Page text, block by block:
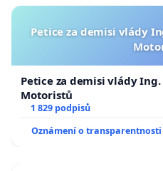
Petice za demisi vlády
Petice za demisi vlády Ing.
Motoristů
1 829 podpisů
Oznámení o transparentnosti